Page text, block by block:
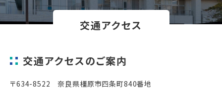
交通アクセス
交通アクセスのご案内
〒634-8522 奈良県橿原市四条町840番地